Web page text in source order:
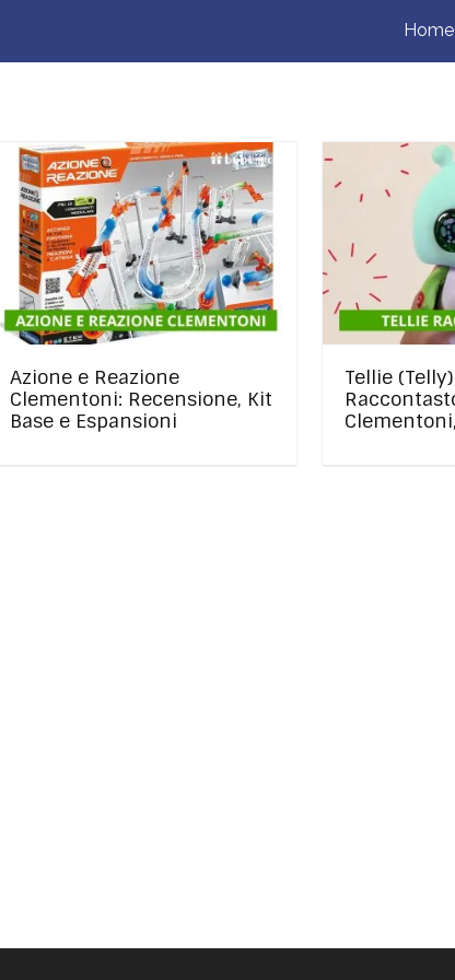
Home
Azione e Reazione
Clementoni: Recensione, Kit
Base e Espansioni
Tellie